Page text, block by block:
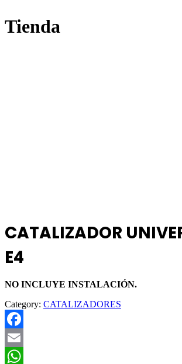
Tienda
CATALIZADOR
E4
NO INCLUYE INSTALACIÓN.
Category: CATALIZADORES
Facebook
Email